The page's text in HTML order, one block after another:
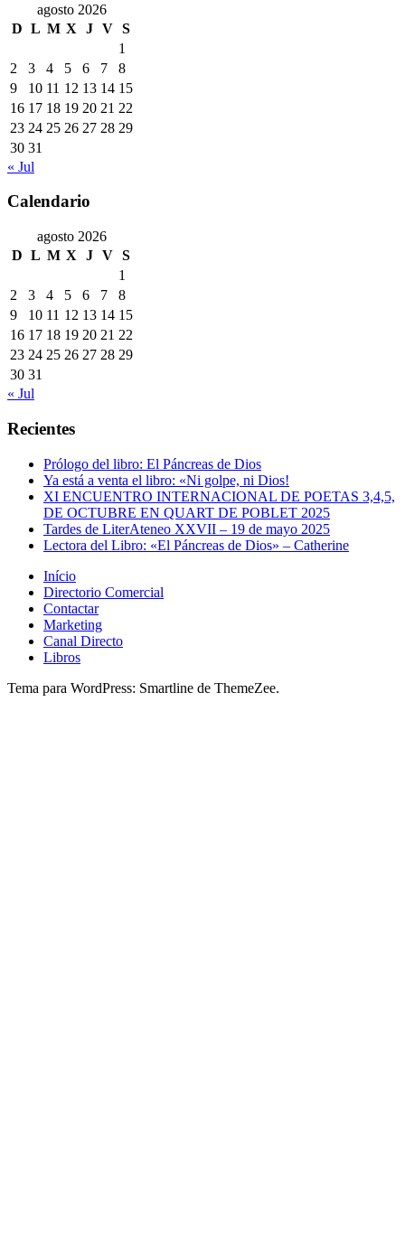
agosto 2026
D L M X J V S
1
2
3 4 5 6 7
8
9
10 11 12 13 14 15
16 17 18 19 20 21 22
23 24 25 26 27 28 29
30 31
« Jul
Calendario
agosto 2026
D L M X J V S
1
2
3 4 5 6 7
8
9
10 11 12 13 14 15
16 17 18 19 20 21 22
23 24 25 26 27 28 29
30 31
« Jul
Recientes
Prólogo del libro: El Páncreas de Dios
Ya está a venta el libro: «Ni golpe, ni Dios!
XI ENCUENTRO INTERNACIONAL DE POETAS 3,4,5,
DE OCTUBRE EN QUART DE POBLET 2025
Tardes de LiterAteneo XXVII – 19 de mayo 2025
Lectora del Libro: «El Páncreas de Dios» – Catherine
Início
Directorio Comercial
Contactar
Marketing
Canal Directo
Libros
Tema para WordPress: Smartline de ThemeZee.